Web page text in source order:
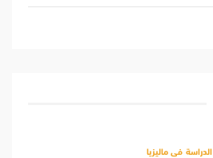
الدراسة فى ماليزيا